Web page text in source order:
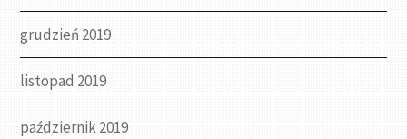
grudzień 2019
listopad 2019
październik 2019